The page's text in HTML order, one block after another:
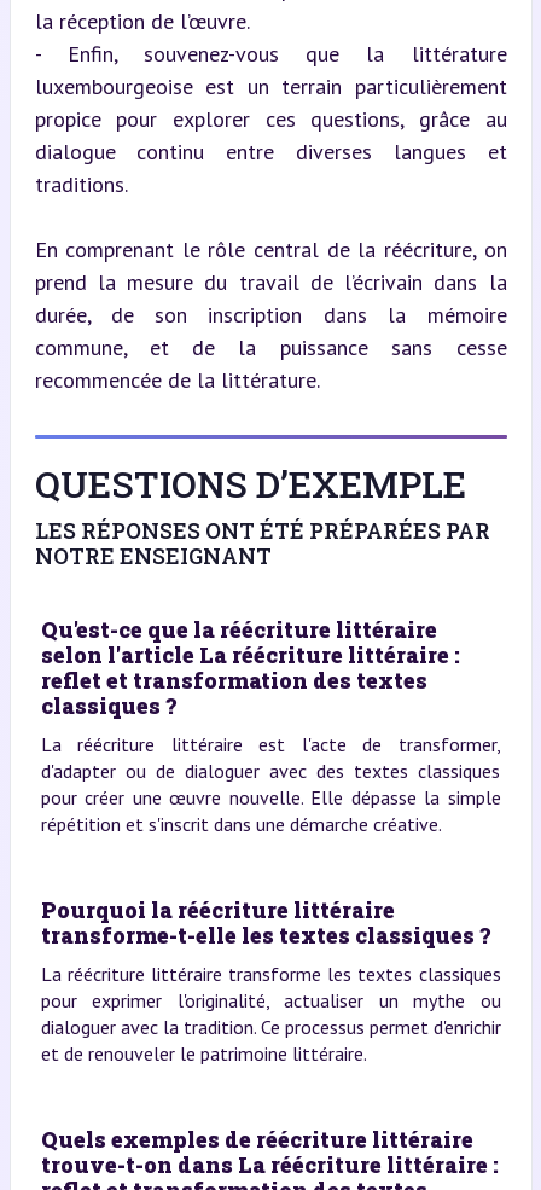
la réception de l’œuvre.
- Enfin, souvenez-vous que la littérature
luxembourgeoise est un terrain particulièrement
propice pour explorer ces questions, grâce au
dialogue continu entre diverses langues et
traditions.
En comprenant le rôle central de la réécriture, on
prend la mesure du travail de l’écrivain dans la
durée, de son inscription dans la mémoire
commune, et de la puissance sans cesse
recommencée de la littérature.
QUESTIONS D’EXEMPLE
LES RÉPONSES ONT ÉTÉ PRÉPARÉES PAR
NOTRE ENSEIGNANT
Qu'est-ce que la réécriture littéraire
selon l'article La réécriture littéraire :
reflet et transformation des textes
classiques ?
La réécriture littéraire est l'acte de transformer,
d'adapter ou de dialoguer avec des textes classiques
pour créer une œuvre nouvelle. Elle dépasse la simple
répétition et s'inscrit dans une démarche créative.
Pourquoi la réécriture littéraire
transforme-t-elle les textes classiques ?
La réécriture littéraire transforme les textes classiques
pour exprimer l'originalité, actualiser un mythe ou
dialoguer avec la tradition. Ce processus permet d'enrichir
et de renouveler le patrimoine littéraire.
Quels exemples de réécriture littéraire
trouve-t-on dans La réécriture littéraire :